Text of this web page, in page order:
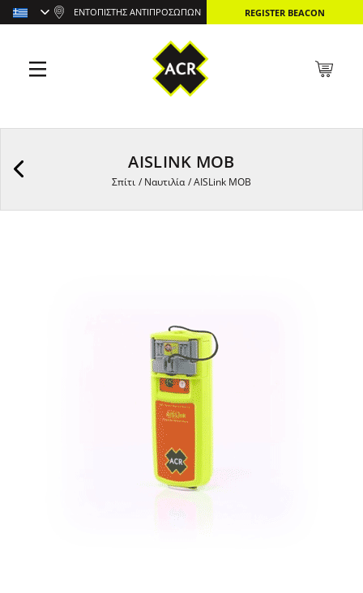
AISLINK MOB
Σπίτι /Ναυτιλία /AISLink MOB
ΕΝΤΟΠΙΣΤΉΣ ΑΝΤΙΠΡΟΣΏΠΩΝ REGISTER BEACON